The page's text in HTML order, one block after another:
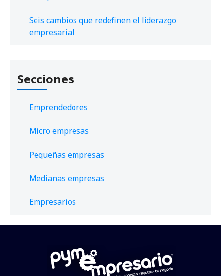
Seis cambios que redefinen el liderazgo
empresarial
Secciones
Emprendedores
Micro empresas
Pequeñas empresas
Medianas empresas
Empresarios